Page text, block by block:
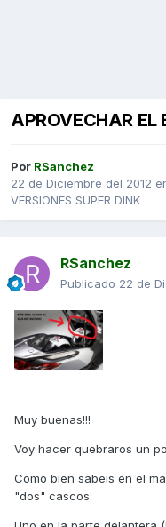
APROVECHAR EL
Por RSanchez
22 de Diciembre del 2012
VERSIONES SUPER DINK
RSanchez
Publicado 22 de
Muy buenas!!!
Voy hacer quebraros un
Como bien sabeis en el
"dos" cascos: